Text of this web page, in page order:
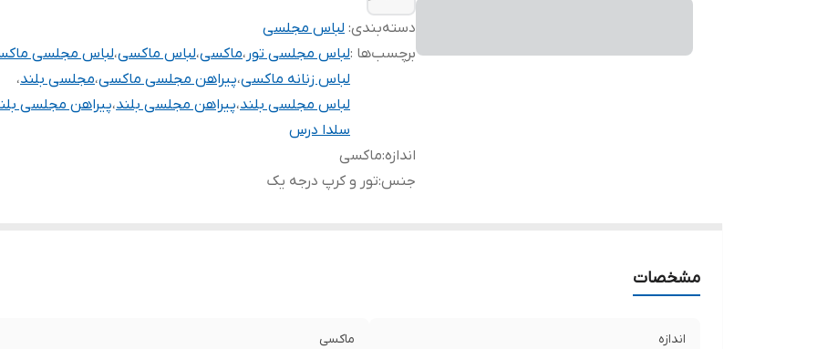
دسته‌بندی: لباس مجلسی
برچسب‌ها :لباس مجلسی تور ،ماکسی،لباس ماکسی،لباس مجلسی
لباس زنانه ماکسی،پیراهن مجلسی ماکسی،مجلسی بلند،
لباس مجلسی بلند،پیراهن مجلسی بلند،پیراهن مجلسی
سلدا درس
اندازه:ماکسی
جنس:تور و کرپ درجه یک
مشخصات
اندازه ماکسی